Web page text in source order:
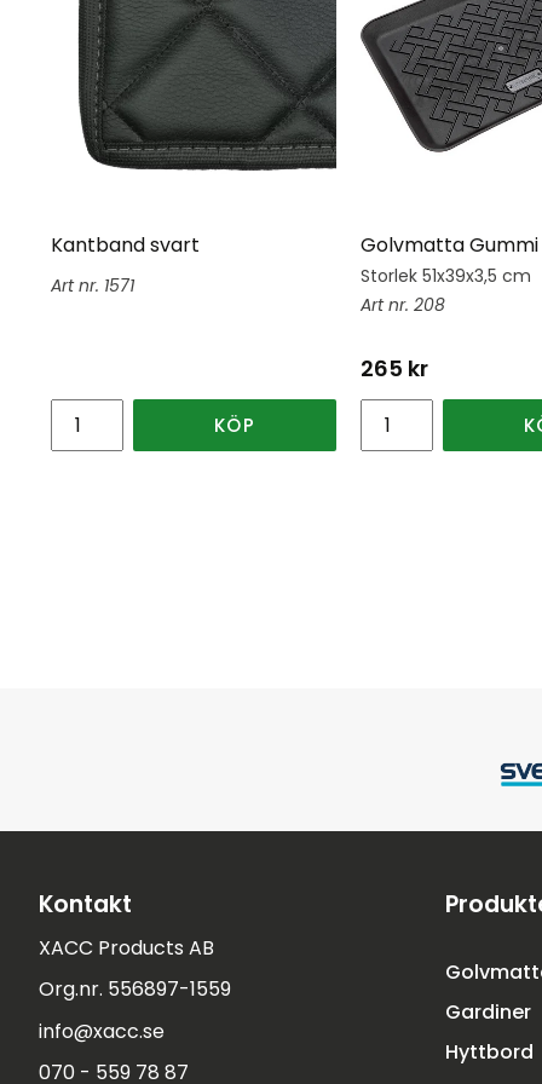
Kantband svart
1571
KÖP
Golvmatta Gummi
Storlek 51x39x3,5 cm
208
265 kr
Kontakt
XACC Products AB
Org.nr. 556897-1559
info@xacc.se
070 - 559 78 87
Gardiner
Hyttbord